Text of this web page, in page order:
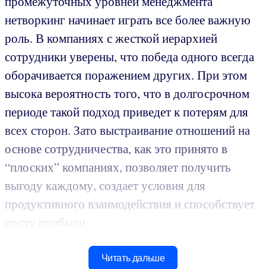
нетворкинг начинает играть все более важную
роль. В компаниях с жесткой иерархией
сотрудники уверены, что победа одного всегда
оборачивается поражением других. При этом
высока вероятность того, что в долгосрочном
периоде такой подход приведет к потерям для
всех сторон. Зато выстраивание отношений на
основе сотрудничества, как это принято в
“плоских” компаниях, позволяет получить
выгоду каждому, создает условия для
продуктивного взаимодействия и способствует
росту прибыли.
Читать дальше